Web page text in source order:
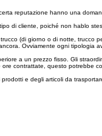
reputazione hanno una
di cliente, poiché non hablo
(di giorno o di notte, trucco
Ovviamente ogni tipologia
a un prezzo fisso. Gli
contrattate, questo potrebbe
e degli articoli da